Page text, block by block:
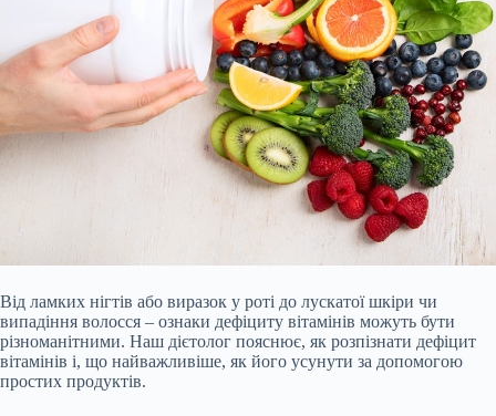
Від ламких нігтів або виразок у роті до лускатої шкіри чи
випадіння волосся – ознаки дефіциту вітамінів можуть бути
різноманітними. Наш дієтолог пояснює, як розпізнати дефіцит
вітамінів і, що найважливіше, як його усунути за допомогою
простих продуктів.